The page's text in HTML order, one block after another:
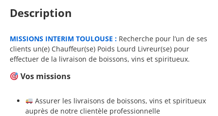
Description
MISSIONS INTERIM TOULOUSE : Recherche pour l’un de ses
clients un(e) Chauffeur(se) Poids Lourd Livreur(se) pour
effectuer de la livraison de boissons, vins et spiritueux.
Vos missions
Assurer les livraisons de boissons, vins et spiritueux
auprès de notre clientèle professionnelle